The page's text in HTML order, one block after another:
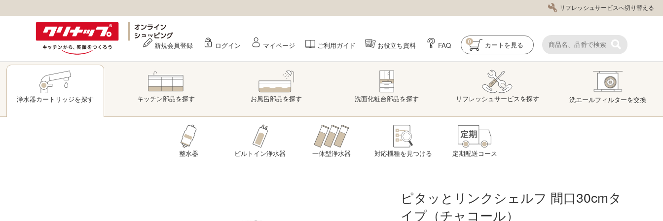
リフレッシュサービスへ切り替える
新規会員登録 ログイン マイページ ご利用ガイド お役立ち資料 FAQ カート を見る
0
浄水器カートリッジを探す キッチン部品を探す お風呂部品を探す 洗面化粧台部品を探す リフレッシュサービスを探す 洗エールフィルターを交換
整水器 ビルトイン浄水器 一体型浄水器 対応機種を見つける 定期配送コース
ピタッとリンクシェルフ 間口30cmタ
イプ（チャコール）